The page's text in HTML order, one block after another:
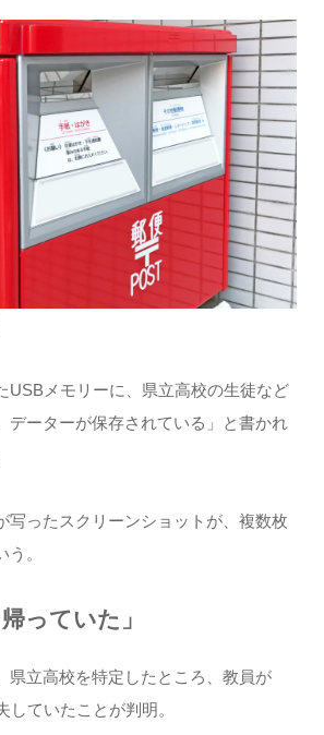
USBメモリーに、県立高校の生徒など
データーが保存されている」と書かれ
写ったスクリーンショットが、複数枚
。
っていた」
県立高校を特定したところ、教員が
していたことが判明。